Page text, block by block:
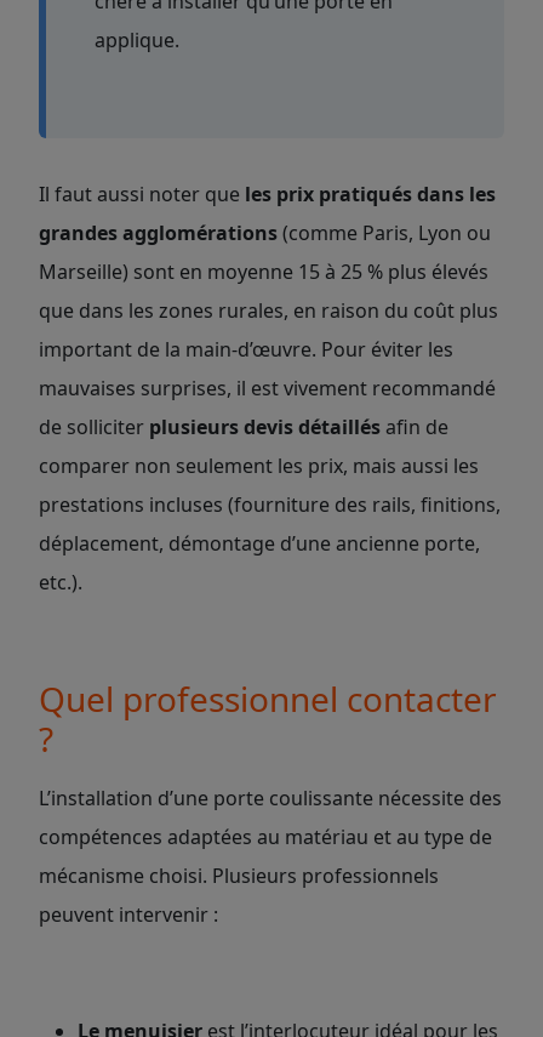
applique.
Il faut aussi noter que les prix pratiqués dans les
grandes agglomérations(comme Paris, Lyon ou
Marseille) sont en moyenne 15 à 25 % plus élevés
que dans les zones rurales, en raison du coût plus
important de la main-d’œuvre. Pour éviter les
mauvaises surprises, il est vivement recommandé
de solliciter plusieurs devis détaillésafin de
comparer non seulement les prix, mais aussi les
prestations incluses (fourniture des rails, finitions,
déplacement, démontage d’une ancienne porte,
etc.).
Quel professionnel contacter
?
L’installation d’une porte coulissante nécessite des
compétences adaptées au matériau et au type de
mécanisme choisi. Plusieurs professionnels
peuvent intervenir :
Le menuisier est l’interlocuteur idéal pour les